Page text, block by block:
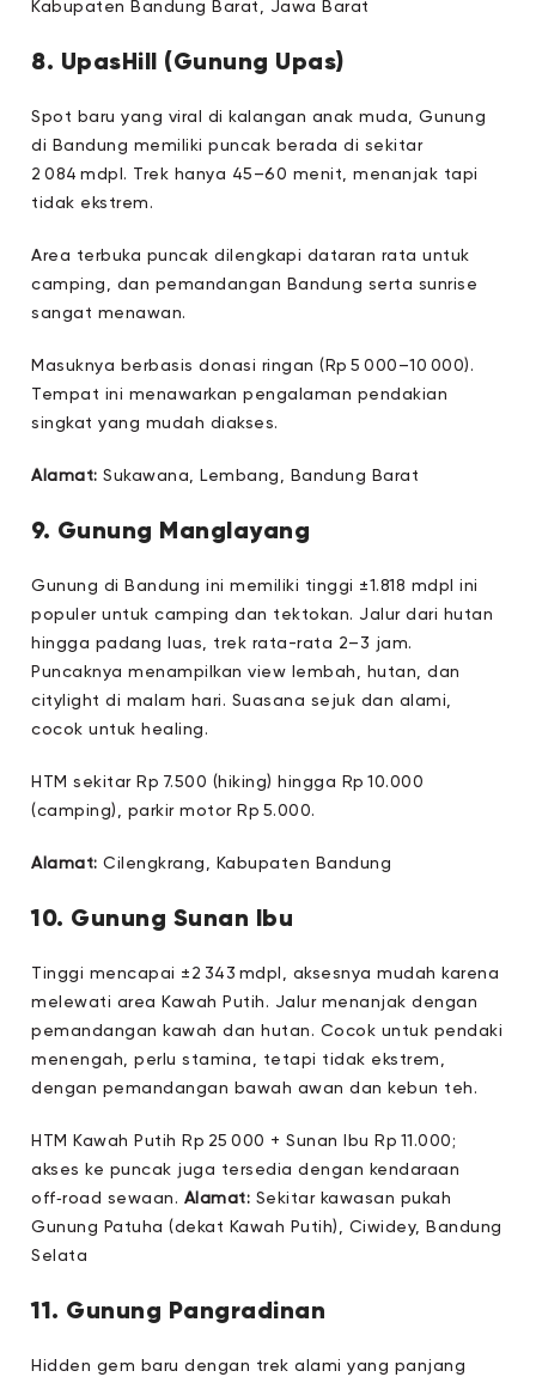
Kabupaten Bandung Barat, Jawa Barat
8. UpasHill (Gunung Upas)
Spot baru yang viral di kalangan anak muda, Gunung
di Bandung memiliki puncak berada di sekitar
2 084 mdpl. Trek hanya 45–60 menit, menanjak tapi
tidak ekstrem.
Area terbuka puncak dilengkapi dataran rata untuk
camping, dan pemandangan Bandung serta sunrise
sangat menawan.
Masuknya berbasis donasi ringan (Rp 5 000–10 000).
Tempat ini menawarkan pengalaman pendakian
singkat yang mudah diakses.
Alamat: Sukawana, Lembang, Bandung Barat
9. Gunung Manglayang
Gunung di Bandung ini memiliki tinggi ±1.818 mdpl ini
populer untuk camping dan tektokan. Jalur dari hutan
hingga padang luas, trek rata-rata 2–3 jam.
Puncaknya menampilkan view lembah, hutan, dan
citylight di malam hari. Suasana sejuk dan alami,
cocok untuk healing.
HTM sekitar Rp 7.500 (hiking) hingga Rp 10.000
(camping), parkir motor Rp 5.000.
Alamat: Cilengkrang, Kabupaten Bandung
10. Gunung Sunan Ibu
Tinggi mencapai ±2 343 mdpl, aksesnya mudah karena
melewati area Kawah Putih. Jalur menanjak dengan
pemandangan kawah dan hutan. Cocok untuk pendaki
menengah, perlu stamina, tetapi tidak ekstrem,
dengan pemandangan bawah awan dan kebun teh.
HTM Kawah Putih Rp 25 000 + Sunan Ibu Rp 11.000;
akses ke puncak juga tersedia dengan kendaraan
off‑road sewaan. Alamat: Sekitar kawasan pukah
Gunung Patuha (dekat Kawah Putih), Ciwidey, Bandung
Selata
11. Gunung Pangradinan
Hidden gem baru dengan trek alami yang panjang